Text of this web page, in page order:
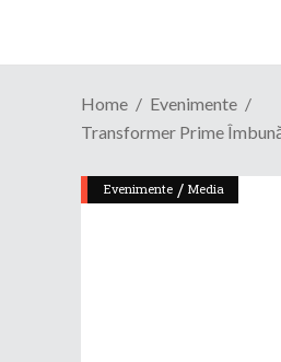
Home
Evenimente
Transformer Prime
Evenimente / Media